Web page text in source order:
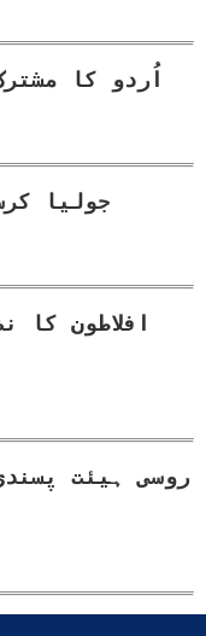
اُردو کا
جولیا
افلاطون کا
روسی ہیئت